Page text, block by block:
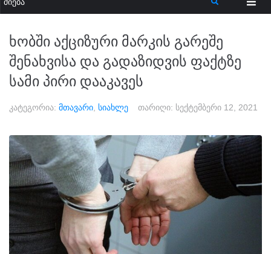
ხობში აქციზური მარკის გარეშე
შენახვისა და გადაზიდვის ფაქტზე
სამი პირი დააკავეს
კატეგორია: მთავარი სიახლე თარიღი: სექტემბერი 12, 2021